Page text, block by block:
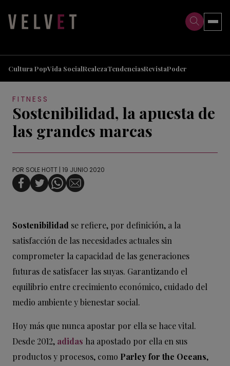
Cultura PopVida SocialRealezaTendenciasRevistaPoder
FITNESS
Sostenibilidad, la apuesta de
las grandes marcas
POR SOLE HOTT | 19 JUNIO 2020
Sostenibilidad se refiere, por definición, a la
satisfacción de las necesidades actuales sin
comprometer la capacidad de las generaciones
futuras de satisfacer las suyas. Garantizando el
equilibrio entre crecimiento económico, cuidado del
medio ambiente y bienestar social.
Hoy más que nunca apostar por ella se hace vital.
Desde 2012, adidas ha apostado por ella en sus
productos y procesos, como Parley for the Oceans,